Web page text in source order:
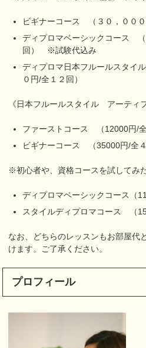
ビギナーコース （３０，０００
ディプロマベーシックコース
回） ※試験代込み
ディプロマ日本フルールスタイ
０円/全１２回）
《日本フルールスタイル アーティ
ファーストコース （12000円/全
ビギナーコース （35000円/全４
※初心者や、資格コースを試してみ
ディプロマベーシックコース（
スタイルディプロマコース （
なお、どちらのレッスンもお部屋
けます。ご了承ください。
プロフィール